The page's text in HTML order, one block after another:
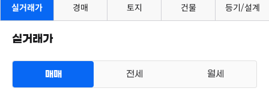
6.7억
3.85억
실거래가 경매 토지 건물 등기/설계
실거래가
매매 전세 월세